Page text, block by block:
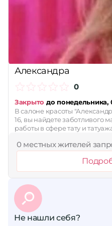
Александра
0
Закрыто до понедельника,
В салоне красоты
16, вы найдете заботливого
работы в сфере тату и
0 местных жителей
Не нашли себя?